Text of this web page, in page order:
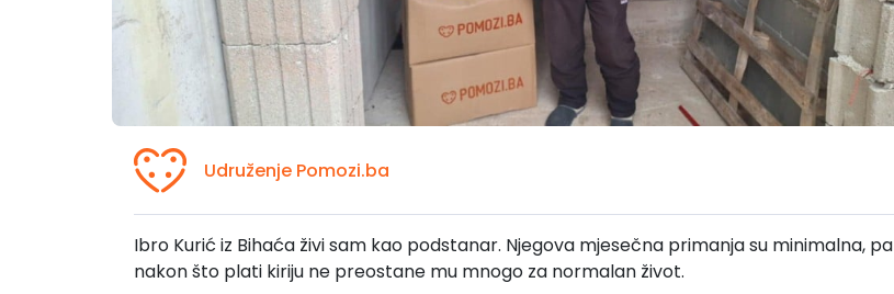
Udruženje Pomozi.ba
Ibro Kurić iz Bihaća živi sam kao podstanar. Njegova mjesečna primanja su minimalna, pa
nakon što plati kiriju ne preostane mu mnogo za normalan život.